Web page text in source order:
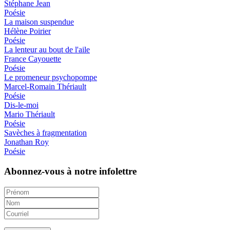
Stéphane Jean
Poésie
La maison suspendue
Hélène Poirier
Poésie
La lenteur au bout de l'aile
France Cayouette
Poésie
Le promeneur psychopompe
Marcel-Romain Thériault
Poésie
Dis-le-moi
Mario Thériault
Poésie
Savèches à fragmentation
Jonathan Roy
Poésie
Abonnez-vous à notre infolettre